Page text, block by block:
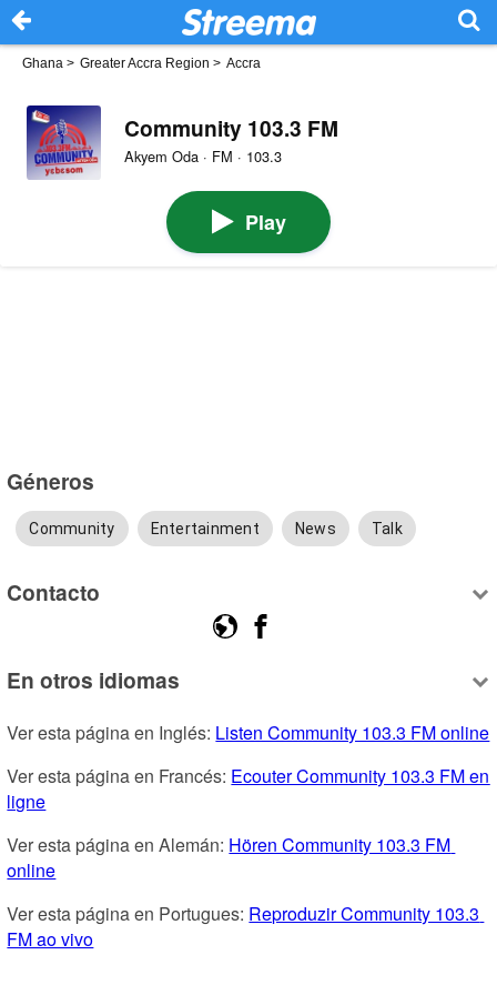
Ghana > Greater Accra Region > Accra
Community 103.3 FM
Akyem Oda · FM · 103.3
Play
Géneros
Community Entertainment News Talk
Contacto
En otros idiomas
Ver esta página en Inglés: Listen Community 103.3 FM online
Ver esta página en Francés: Ecouter Community 103.3 FM en
ligne
Ver esta página en Alemán: Hören Community 103.3 FM
online
Ver esta página en Portugues: Reproduzir Community 103.3
FM ao vivo